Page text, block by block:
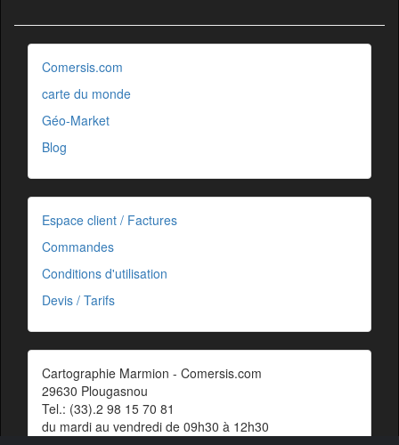
Comersis.com
carte du monde
Géo-Market
Blog
Espace client / Factures
Commandes
Conditions d'utilisation
Devis / Tarifs
Cartographie Marmion - Comersis.com
29630 Plougasnou
Tel.: (33).2 98 15 70 81
du mardi au vendredi de 09h30 à 12h30